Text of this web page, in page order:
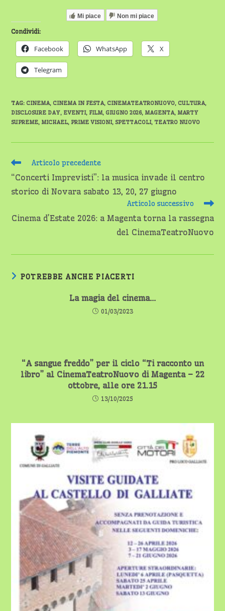
Mi piace Non mi piace
Condividi:
Facebook WhatsApp X
Telegram
TAG: CINEMA, CINEMA IN FESTA, CINEMATEATRONUOVO, CULTURA,
DISCLOSURE DAY, EVENTI, FILM, GIUGNO 2026, MAGENTA, MARTY
SUPREME, MICHAEL, PRIME VISIONI, SPETTACOLI, TEATRO NUOVO
Leggi
altri
articoli
Articolo precedente
“Concerti Imprevisti”: la musica invade il centro
storico di Novara sabato 13, 20, 27 giugno
Articolo successivo
Cinema d’Estate 2026: a Magenta torna la rassegna
del CinemaTeatroNuovo
POTREBBE ANCHE PIACERTI
La magia del cinema…
01/03/2023
“A sangue freddo” per il ciclo “Ti racconto un
libro” al CinemaTeatroNuovo di Magenta – 22
ottobre, alle ore 21.15
13/10/2025